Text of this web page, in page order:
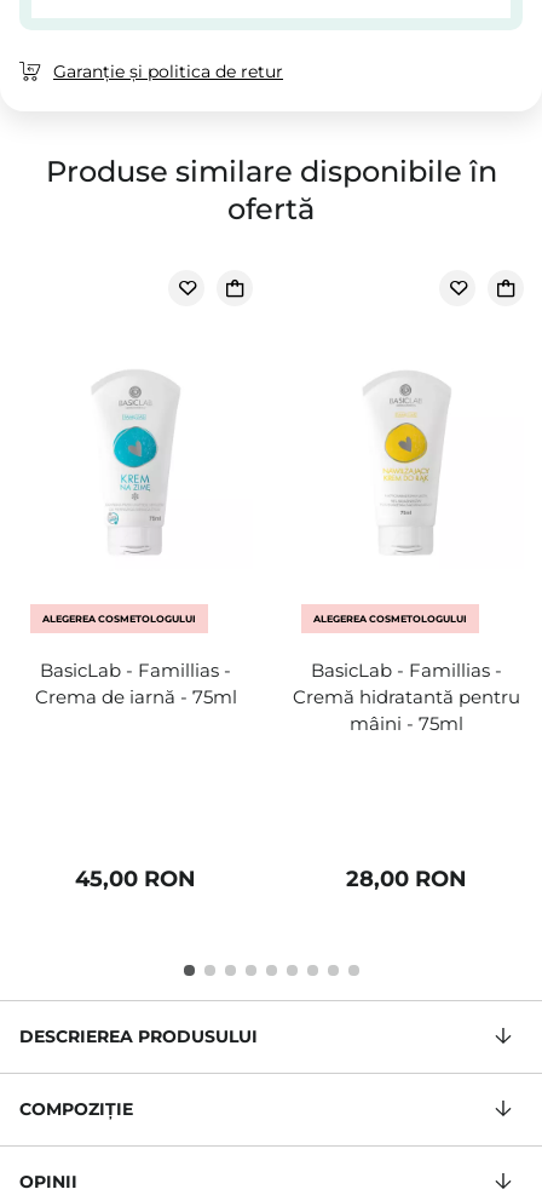
Garanție și politica de retur
Produse similare disponibile în
ofertă
ALEGEREA COSMETOLOGULUI
BasicLab - Famillias -
Crema de iarnă - 75ml
45,00 RON
ALEGEREA COSMETOLOGULUI
BasicLab - Famillias -
Cremă hidratantă pentru
mâini - 75ml
28,00 RON
DESCRIEREA PRODUSULUI
COMPOZIŢIE
OPINII